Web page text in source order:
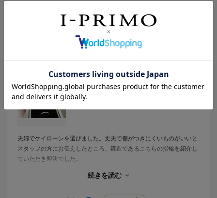
間、肌にスッと馴染む極上のフィット感がありました。毎日長時間着
けていても全く違和感がなく、金属特有の硬さを感じさせない、しっ
とりと優しい着け心地です。ピンクゴールドの温かみのある色合い
と、指に吸い付くようななめらかな質感が素晴らしいです。
​夫婦の一生の宝物になりました。これから指輪探しをする方にも、心
からおすすめしたい素敵なショップです。
性別:
夫婦でケイローンを選びました。丈夫で傷がつきにくいものがいいと
スタッフの方にお伝えしたところ、鍛造であるこちらの指輪を紹介し
ていただき即決でした。
サイドにミル打ちもあるのでより一層華やかにしてくれています。
続きを読む